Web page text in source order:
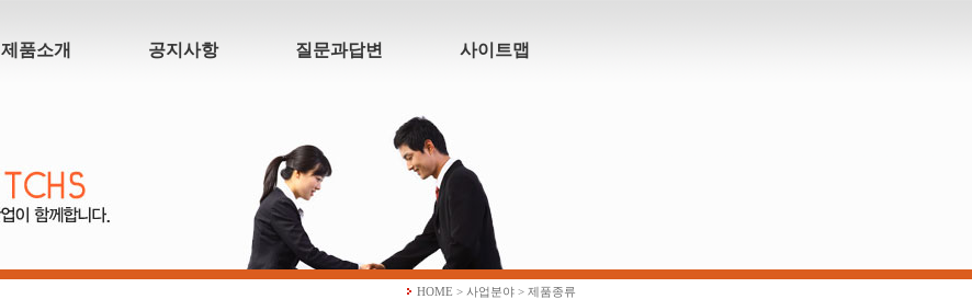
제품소개 공지사항 질문과답변 사이트맵
HOME > 사업분야 > 제품종류